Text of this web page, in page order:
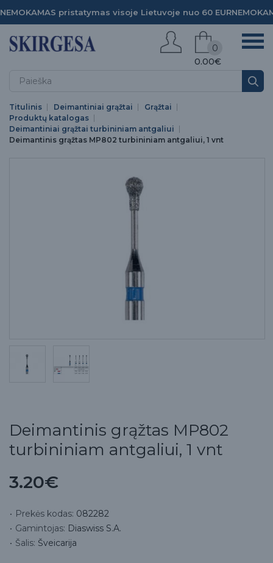
NEMOKAMAS pristatymas visoje Lietuvoje nuo 60 EUR
0.00€
0
Titulinis Deimantiniai grąžtai
Grąžtai
Produktų katalogas
Deimantiniai grąžtai turbininiam antgaliui
Deimantinis grąžtas MP802 turbininiam antgaliui, 1 vnt
Deimantinis grąžtas MP802
turbininiam antgaliui, 1 vnt
3.20€
Prekės kodas: 082282
Gamintojas: Diaswiss S.A.
Šalis: Šveicarija